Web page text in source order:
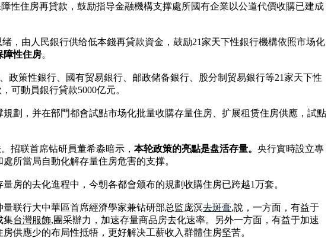
性住房再貸款，鼓励指导金融機構支撑處所國有企業以公道代價收購已建成
，由人民銀行供给低本錢再貸款資金，鼓励21家天下性銀行機構依照市场化
障性住房。
政策性銀行、國有贸易銀行、邮政储备銀行、股分制贸易銀行等21家天下性
可動員銀行貸款5000亿元。
劃，并在部門都會試點市场化批量收購存量住房、扩展租赁住房供應，試點
招联首席钻研員董希淼暗示， 本轮政策的亮點是盘活存量。 央行實時設立專
所當局自動化解存量住房危害的支撑。
房的去化進程中，今朝各都會颁布的規劃收購住房已跨越1万套。
量联行大中華區首席經濟學家兼钻研部总監庞溟去斑膏,說，一方面，有益于
集台灣服飾,團采辦力，加速存量商品房去化速率。另外一方面，有益于加速
供應少的布局性抵牾，更好解决工薪收入群體住房坚苦。